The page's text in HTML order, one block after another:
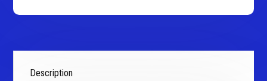
Description